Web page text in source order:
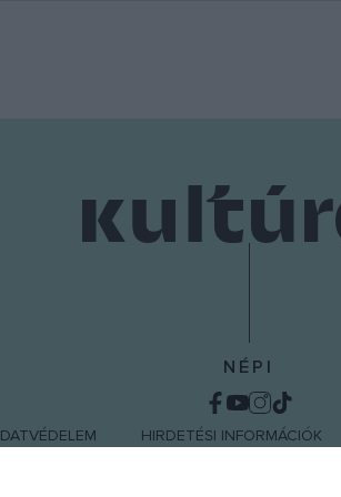
NÉPI
HIRDETÉSI INFORMÁCIÓK